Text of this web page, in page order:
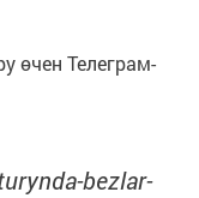
өчен Телеграм-
bezlar-